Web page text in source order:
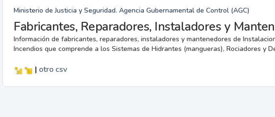
Ministerio de Justicia y Seguridad. Agencia Gubernamental de Control (AGC)
Información de fabricantes, reparadores, instaladores y mantenedores de
Incendios que comprende a los Sistemas de Hidrantes (mangueras), Rociadores y
| otro csv